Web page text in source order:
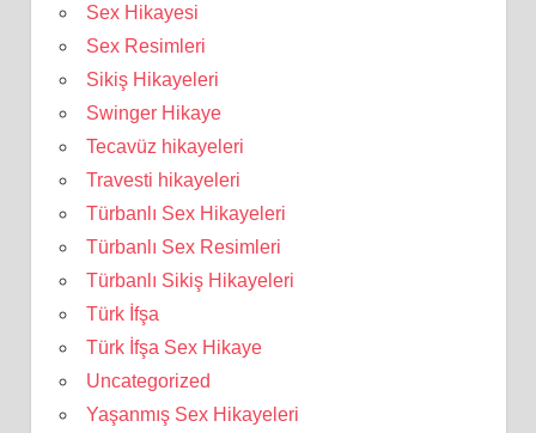
Sex Hikayesi
Sex Resimleri
Sikiş Hikayeleri
Swinger Hikaye
Tecavüz hikayeleri
Travesti hikayeleri
Türbanlı Sex Hikayeleri
Türbanlı Sex Resimleri
Türbanlı Sikiş Hikayeleri
Türk İfşa
Türk İfşa Sex Hikaye
Uncategorized
Yaşanmış Sex Hikayeleri